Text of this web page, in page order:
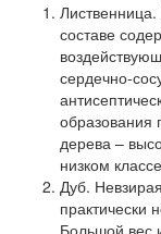
Лиственница.
составе
сердечно-
образования
дерева –
низком
Дуб.
практически
Большой вес